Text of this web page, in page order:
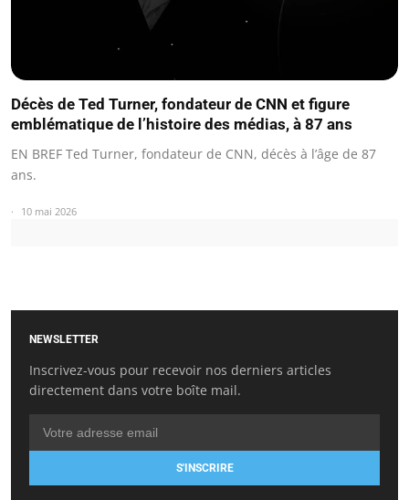
Décès de Ted Turner, fondateur de CNN et figure
emblématique de l’histoire des médias, à 87 ans
EN BREF Ted Turner, fondateur de CNN, décès à l’âge de 87
ans.
10 mai 2026
NEWSLETTER
Inscrivez-vous pour recevoir nos derniers articles
directement dans votre boîte mail.
S'INSCRIRE